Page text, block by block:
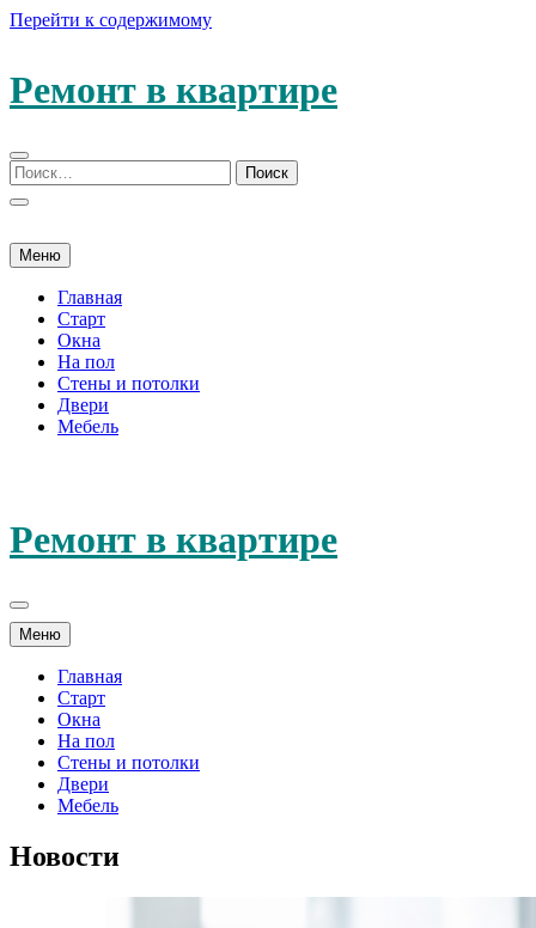
Перейти к содержимому
Ремонт в квартире
Меню
Главная
Старт
Окна
На пол
Стены и потолки
Двери
Мебель
Ремонт в квартире
Меню
Главная
Старт
Окна
На пол
Стены и потолки
Двери
Мебель
Новости